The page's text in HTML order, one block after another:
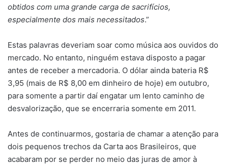
obtidos com uma grande carga de sacrifícios,
especialmente dos mais necessitados.”
Estas palavras deveriam soar como música aos ouvidos do
mercado. No entanto, ninguém estava disposto a pagar
antes de receber a mercadoria. O dólar ainda bateria R$
3,95 (mais de R$ 8,00 em dinheiro de hoje) em outubro,
para somente a partir daí engatar um lento caminho de
desvalorização, que se encerraria somente em 2011.
Antes de continuarmos, gostaria de chamar a atenção para
dois pequenos trechos da Carta aos Brasileiros, que
acabaram por se perder no meio das juras de amor à